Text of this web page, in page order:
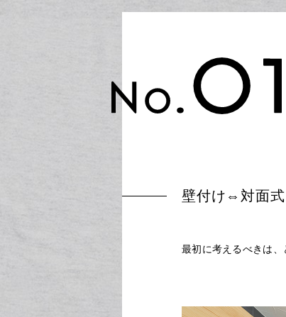
壁付け⇔対面式
最初に考えるべきは